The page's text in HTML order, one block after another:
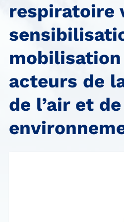
respiratoire
mobilisation
acteurs de
de l’air et